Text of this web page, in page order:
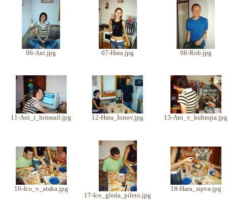
06-Ani.jpg 07-Hara.jpg 08-Rob.jpg
11-Ani_i_hotmail.jpg 12-Hara_Ionov.jpg 13-Ani_v_kuhnqta.jpg
16-Ico_v_ataka.jpg
17-Ico_gleda_pileto.jpg
18-Hara_sipva.jpg